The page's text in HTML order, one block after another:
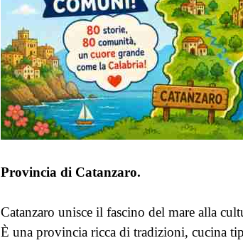
Provincia di Catanzaro.
Catanzaro unisce il fascino del mare alla
È una provincia ricca di tradizioni, cucina